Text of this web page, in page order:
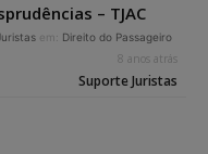
– TJAC
em: Direito do Passageiro
8 anos atrás
Suporte Juristas